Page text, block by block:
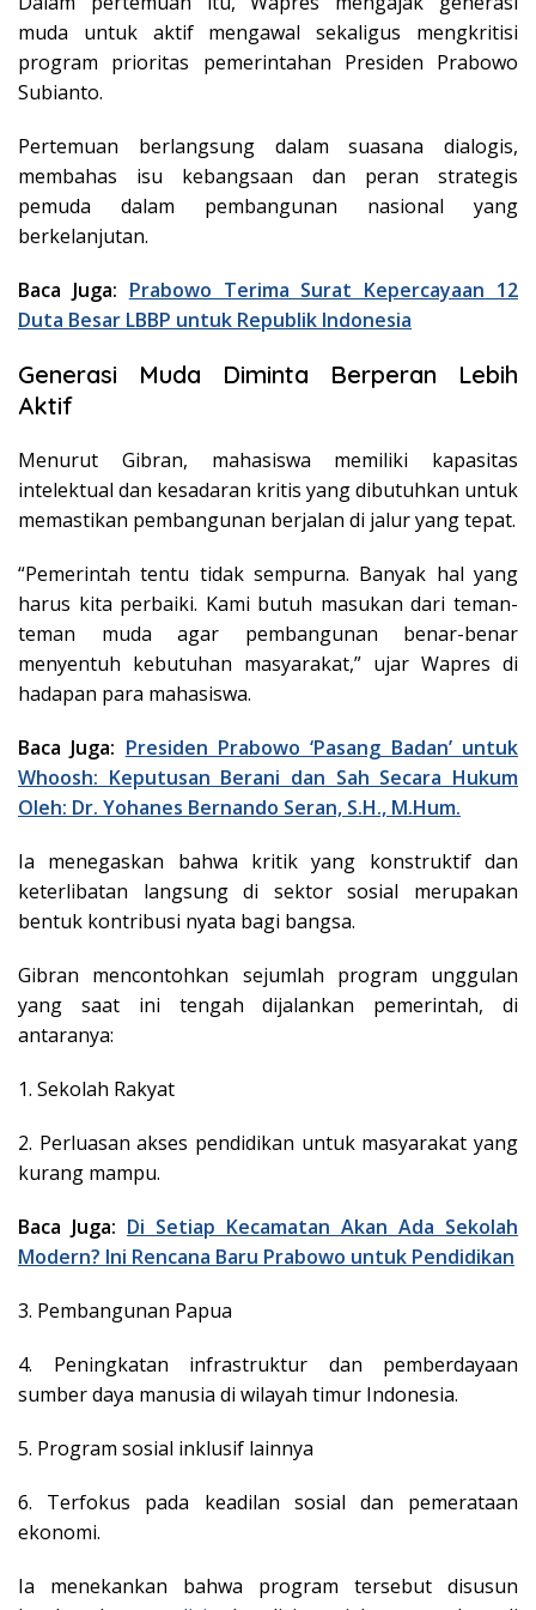
muda untuk aktif mengawal sekaligus mengkritisi
program prioritas pemerintahan Presiden Prabowo
Subianto.
Pertemuan berlangsung dalam suasana dialogis,
membahas isu kebangsaan dan peran strategis
pemuda dalam pembangunan nasional yang
berkelanjutan.
Baca Juga: Prabowo Terima Surat Kepercayaan 12
Duta Besar LBBP untuk Republik Indonesia
Generasi Muda Diminta Berperan Lebih
Aktif
Menurut Gibran, mahasiswa memiliki kapasitas
intelektual dan kesadaran kritis yang dibutuhkan untuk
memastikan pembangunan berjalan di jalur yang tepat.
“Pemerintah tentu tidak sempurna. Banyak hal yang
harus kita perbaiki. Kami butuh masukan dari teman-
teman muda agar pembangunan benar-benar
menyentuh kebutuhan masyarakat,” ujar Wapres di
hadapan para mahasiswa.
Baca Juga: Presiden Prabowo ‘Pasang Badan’ untuk
Whoosh: Keputusan Berani dan Sah Secara Hukum
Oleh: Dr. Yohanes Bernando Seran, S.H., M.Hum.
Ia menegaskan bahwa kritik yang konstruktif dan
keterlibatan langsung di sektor sosial merupakan
bentuk kontribusi nyata bagi bangsa.
Gibran mencontohkan sejumlah program unggulan
yang saat ini tengah dijalankan pemerintah, di
antaranya:
1. Sekolah Rakyat
2. Perluasan akses pendidikan untuk masyarakat yang
kurang mampu.
Baca Juga: Di Setiap Kecamatan Akan Ada Sekolah
Modern? Ini Rencana Baru Prabowo untuk Pendidikan
3. Pembangunan Papua
4. Peningkatan infrastruktur dan pemberdayaan
sumber daya manusia di wilayah timur Indonesia.
5. Program sosial inklusif lainnya
6. Terfokus pada keadilan sosial dan pemerataan
ekonomi.
Ia menekankan bahwa program tersebut disusun